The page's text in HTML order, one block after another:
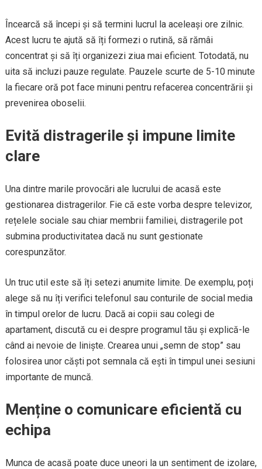
Încearcă să începi și să termini lucrul la aceleași ore zilnic.
Acest lucru te ajută să îți formezi o rutină, să rămâi
concentrat și să îți organizezi ziua mai eficient. Totodată, nu
uita să incluzi pauze regulate. Pauzele scurte de 5-10 minute
la fiecare oră pot face minuni pentru refacerea concentrării și
prevenirea oboselii.
Evită distragerile și impune limite
clare
Una dintre marile provocări ale lucrului de acasă este
gestionarea distragerilor. Fie că este vorba despre televizor,
rețelele sociale sau chiar membrii familiei, distragerile pot
submina productivitatea dacă nu sunt gestionate
corespunzător.
Un truc util este să îți setezi anumite limite. De exemplu, poți
alege să nu îți verifici telefonul sau conturile de social media
în timpul orelor de lucru. Dacă ai copii sau colegi de
apartament, discută cu ei despre programul tău și explică-le
când ai nevoie de liniște. Crearea unui „semn de stop” sau
folosirea unor căști pot semnala că ești în timpul unei sesiuni
importante de muncă.
Menține o comunicare eficientă cu
echipa
Munca de acasă poate duce uneori la un sentiment de izolare,